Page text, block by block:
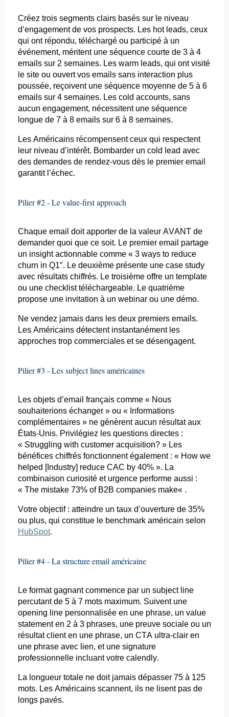
Créez trois segments clairs basés sur le niveau
d’engagement de vos prospects. Les hot leads, ceux
qui ont répondu, téléchargé ou participé à un
événement, méritent une séquence courte de 3 à 4
emailssur 2 semaines. Les warm leads, qui ont visité
le site ou ouvert vos emailssans interaction plus
poussée, reçoivent une séquence moyenne de 5 à 6
emailssur 4 semaines. Les cold accounts, sans
aucun engagement, nécessitent une séquence
longue de 7 à 8 emailssur 6 à 8 semaines.
Les Américains récompensent ceux qui respectent
leur niveau d’intérêt. Bombarder un cold lead avec
des demandes de rendez-vous dès le premier email
garantit l’échec.
Pilier #2 - Le value-firstapproach
Chaque email doit apporter de la valeur AVANT de
demander quoi que ce soit. Le premier email partage
un insight actionnable comme « 3 waysto reduce
churn in Q1″. Le deuxième présente une case study
avec résultats chiffrés. Le troisième offre un template
ou une checklist téléchargeable. Le quatrième
propose une invitation à un webinar ou une démo.
Ne vendez jamais dans les deux premiers emails.
Les Américains détectent instantanément les
approches trop commerciales et se désengagent.
Pilier #3 - Lessubject linesaméricaines
Les objets d’email français comme « Nous
souhaiterions échanger » ou « Informations
complémentaires » ne génèrent aucun résultat aux
États-Unis. Privilégiez les questions directes :
« Struggling with customer acquisition?» Les
bénéfices chiffrés fonctionnent également : « How we
helped [Industry] reduceCAC by 40% ». La
combinaison curiosité et urgence performe aussi :
« The mistake73% of B2B companies make« .
Votre objectif : atteindre un taux d’ouverture de 35%
ou plus, qui constitue le benchmark américain selon
HubSpot.
Pilier #4 - La structureemailaméricaine
Le format gagnant commence par un subjectline
percutant de 5 à 7 mots maximum. Suivent une
opening line personnalisée en une phrase, un value
statementen 2 à 3 phrases, une preuve sociale ou un
résultat client en une phrase, un CTA ultra-clair en
une phrase avec lien, et une signature
professionnelle incluant votre calendly.
La longueur totale ne doit jamais dépasser 75 à 125
mots. Les Américains scannent, ils ne lisent pas de
longs pavés.